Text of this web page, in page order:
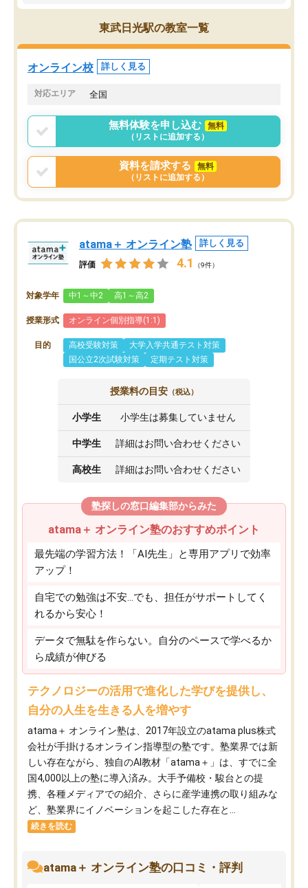
のも重宝しています。
東武日光駅の教室一覧
オンライン校 詳しく見る
対応エリア 全国
無料体験を申し込む
無料
（リストに追加する）
資料を請求する
無料
（リストに追加する）
atama＋ オンライン塾 詳しく見る
評価 4.1 （9件）
対象学年 中1～中2 高1～高2
授業形式 オンライン個別指導(1:1)
目的 高校受験対策
大学入学共通テスト対策
国公立2次試験対策
定期テスト対策
授業料の目安 （税込）
小学生 小学生は募集していません
中学生 詳細はお問い合わせください
高校生 詳細はお問い合わせください
塾探しの窓口編集部からみた
atama＋ オンライン塾のおすすめポイント
最先端の学習方法！「AI先生」と専用アプリで効率
アップ！
自宅での勉強は不安…でも、担任がサポートしてく
れるから安心！
データで無駄を作らない。自分のペースで学べるか
ら成績が伸びる
テクノロジーの活用で進化した学びを提供し、
自分の人生を生きる人を増やす
atama＋ オンライン塾は、2017年設立のatama plus株式
会社が手掛けるオンライン指導型の塾です。塾業界では新
しい存在ながら、独自のAI教材「atama＋」は、すでに全
国4,000以上の塾に導入済み。大手予備校・駿台との提
携、各種メディアでの紹介、さらに産学連携の取り組みな
ど、塾業界にイノベーションを起こした存在と...
続きを読む
atama＋ オンライン塾の口コミ・評判